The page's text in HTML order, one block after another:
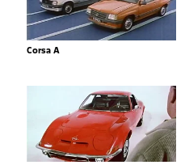
Corsa A